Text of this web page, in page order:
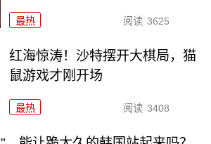
最热 阅读 3625
红海惊涛！沙特摆开大棋局，猫
鼠游戏才刚开场
最热 阅读 3408